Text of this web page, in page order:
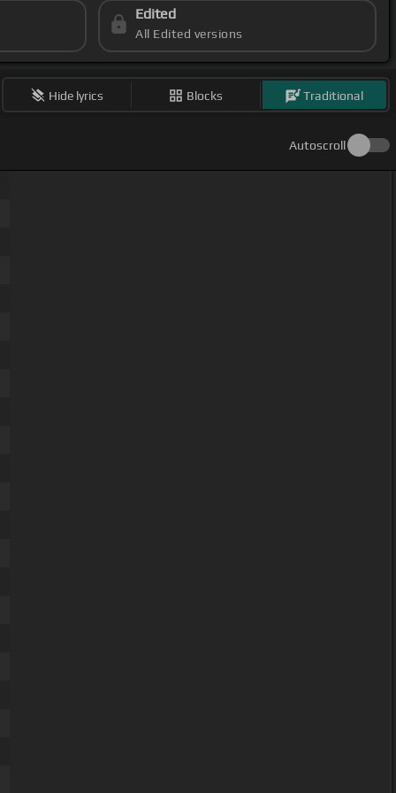
Edited
All Edited versions
Hide lyrics Blocks Traditional
Autoscroll